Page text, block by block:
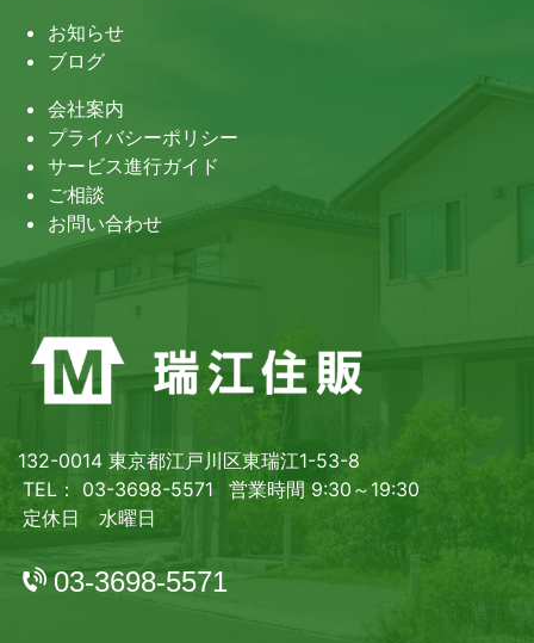
お知らせ
ブログ
会社案内
プライバシーポリシー
サービス進行ガイド
ご相談
お問い合わせ
132-0014 東京都江戸川区東瑞江1-53-8
TEL： 03-3698-5571
営業時間 9:30～19:30
定休日 水曜日
03-3698-5571